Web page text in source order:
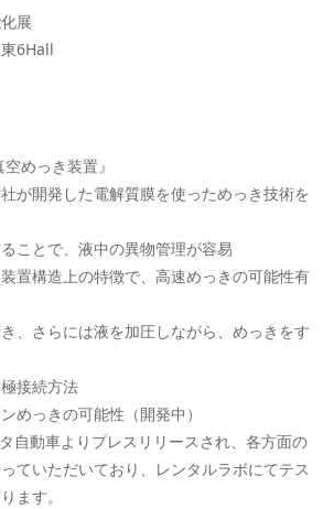
展
6Hall
めっき装置』
が開発した電解質膜を使っためっき技術を
ことで、液中の異物管理が容易
置構造上の特徴で、高速めっきの可能性有
、さらには液を加圧しながら、めっきをす
接続方法
めっきの可能性（開発中）
自動車よりプレスリリースされ、各方面の
ていただいており、レンタルラボにてテス
ます。